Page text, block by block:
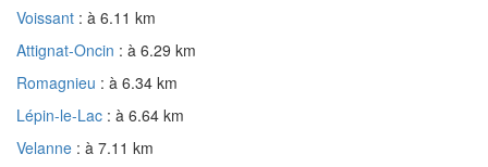
Voissant : à 6.11 km
Attignat-Oncin : à 6.29 km
Romagnieu : à 6.34 km
Lépin-le-Lac : à 6.64 km
Velanne : à 7.11 km